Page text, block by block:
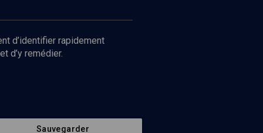
d’identifier rapidement
d’y remédier.
Sauvegarder